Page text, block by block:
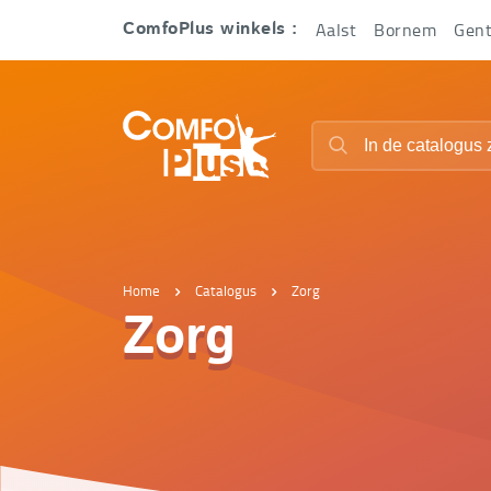
Home Catalogus Zorg
Zorg
ComfoPlus winkels : Aalst Bornem Gent
ComfoPlus
Homepagina
Zoeken
Zoeken